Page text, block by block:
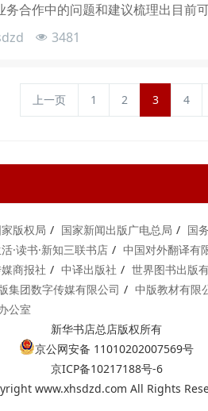
务合作中的问题和建议梳理出目前
3481
上一页 1 2 3 4
版权局 国家新闻出版广电总局 国
·读书·新知三联书店 中国对外翻译有
商报社 中译出版社 世界图书出版
集团数字传媒有限公司 中版教材有限
公室
新华书店总店版权所有
京公网安备 11010202007569号
京ICP备10217188号-6
www.xhsdzd.com All Rights